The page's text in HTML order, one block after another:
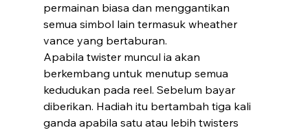
permainan biasa dan menggantikan
semua simbol lain termasuk wheather
vance yang bertaburan.
Apabila twister muncul ia akan
berkembang untuk menutup semua
kedudukan pada reel. Sebelum bayar
diberikan. Hadiah itu bertambah tiga kali
ganda apabila satu atau lebih twisters